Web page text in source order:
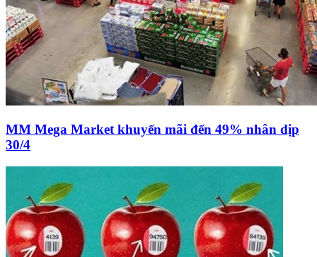
MM Mega Market khuyến mãi đến 49% nhân dịp
30/4